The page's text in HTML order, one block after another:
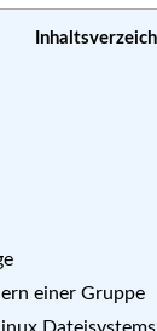
einer Gruppe